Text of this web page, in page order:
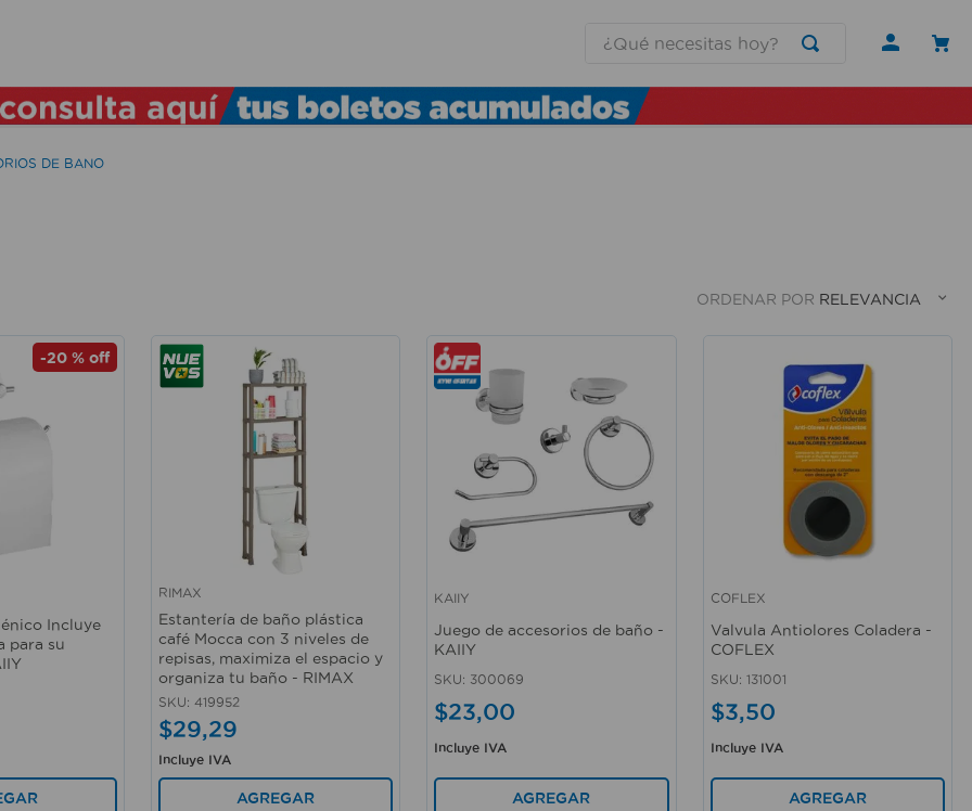
DE BANO
ORDENAR POR RELEVANCIA
-20 %off
Incluye
para su
RIMAX
Estantería de baño plástica
café Mocca con 3 niveles de
repisas, maximiza el espacio y
organiza tu baño - RIMAX
SKU: 419952
$29,29
Incluye IVA
AGREGAR
Vista rápida
KAIIY
Juego de accesorios de baño -
KAIIY
SKU: 300069
$23,00
Incluye IVA
AGREGAR
Vista rápida
COFLEX
Valvula Antiolores Coladera -
COFLEX
SKU: 131001
$3,50
Incluye IVA
AGREGAR
TÉRMINOS MÁS BUSCADOS
.
lamparas
aspiradora
cerradura